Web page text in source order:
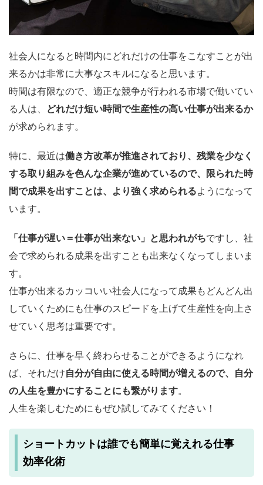
社会人になると時間内にどれだけの仕事をこなすことが出
来るかは非常に大事なスキルになると思います。
時間は有限なので、適正な競争が行われる市場で働いてい
る人は、 どれだけ短い時間で生産性の高い仕事が出来るか
が求められます。
特に、最近は働き方改革が推進されており、残業を少なく
する取り組みを色んな企業が進めているので、限られた時
間で成果を出すことは、より強く求められるようになって
います。
「仕事が遅い＝仕事が出来ない」と思われがちですし、社
会で求められる成果を出すことも出来なくなってしまいま
す。
仕事が出来るカッコいい社会人になって成果もどんどん出
していくためにも仕事のスピードを上げて生産性を向上さ
せていく思考は重要です。
さらに、仕事を早く終わらせることができるようになれ
ば、それだけ自分が自由に使える時間が増えるので、自分
の人生を豊かにすることにも繋がります。
人生を楽しむためにもぜひ試してみてください！
ショートカットは誰でも簡単に覚えれる仕事
効率化術